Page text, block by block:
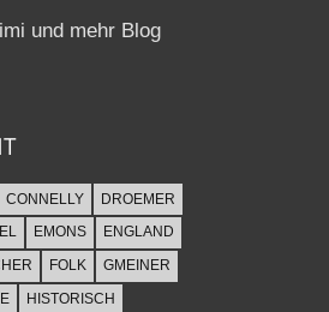
und mehr Blog
CONNELLY
DROEMER
EMONS
ENGLAND
FOLK
GMEINER
HISTORISCH